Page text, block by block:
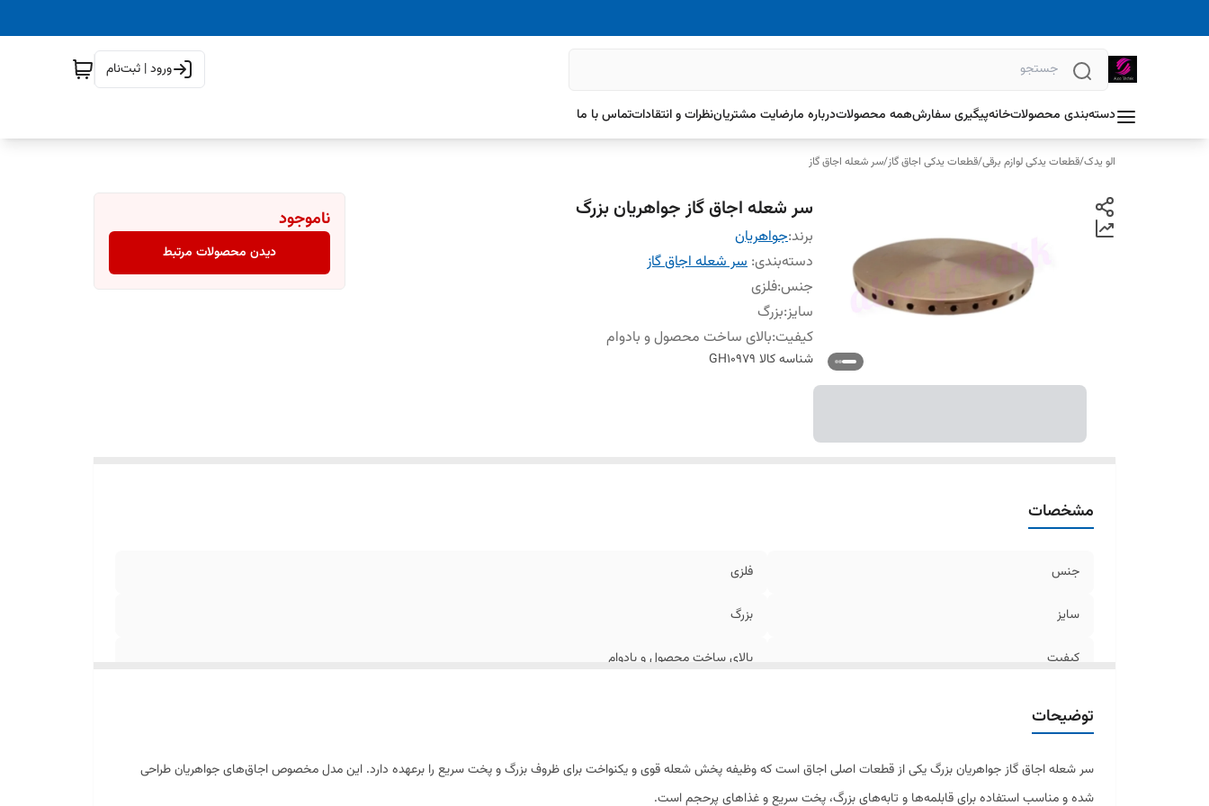
ورود | ثبت‌نام
دسته‌بندی محصولاتخانهپیگیری سفارشهمه محصولاتدرباره مارضایت مشتریاننظرات و انتقاداتتماس با ما
الو یدک/قطعات یدکی لوازم برقی/قطعات یدکی اجاق گاز/سر شعله اجاق گاز
سر شعله اجاق گاز جواهریان بزرگ
برند:جواهریان
دسته‌بندی: سر شعله اجاق گاز
جنس:فلزی
سایز:بزرگ
کیفیت:بالای ساخت محصول و بادوام
شناسه کالا GH10979
ناموجود
دیدن محصولات مرتبط
مشخصات
جنس فلزی
سایز بزرگ
کیفیت بالای ساخت محصول و بادوام
توضیحات
سر شعله اجاق گاز جواهریان بزرگ یکی از قطعات اصلی اجاق است که وظیفه پخش شعله قوی و یکنواخت برای ظروف بزرگ و پخت سریع را برعهده دارد. این مدل مخصوص اجاق‌های جواهریان طراحی
شده و مناسب استفاده برای قابلمه‌ها و تابه‌های بزرگ، پخت سریع و غذاهای پرحجم است.